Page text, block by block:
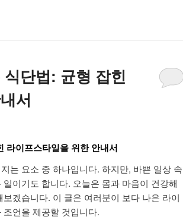
단법: 균형 잡힌
서
라이프스타일을 위한 안내서
는 요소 중 하나입니다. 하지만, 바쁜 일상 속
이기도 합니다. 오늘은 몸과 마음이 건강해
겠습니다. 이 글은 여러분이 보다 나은 라이
언을 제공할 것입니다.